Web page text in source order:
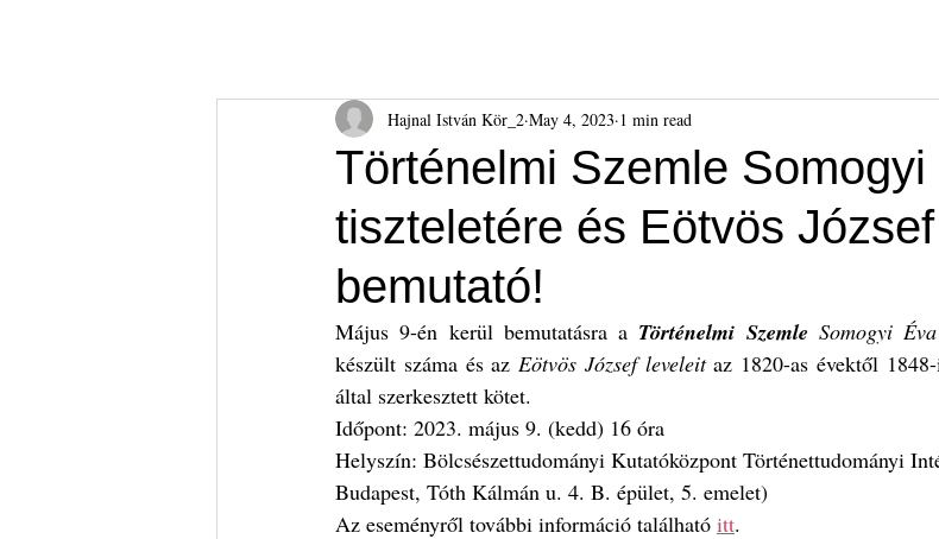
Történelmi Szemle Somogyi
tiszteletére és Eötvös
bemutató!
Hajnal István Kör_2 May 4, 2023 1 min read
Május 9-én kerül bemutatásra a Történelmi Szemle Somogyi Éva
készült száma és az Eötvös József leveleit az 1820-as évektől
által szerkesztett kötet.
Időpont: 2023. május 9. (kedd) 16 óra
Helyszín: Bölcsészettudományi Kutatóközpont Történettudományi
Budapest, Tóth Kálmán u. 4. B. épület, 5. emelet)
Az eseményről további információ található itt.